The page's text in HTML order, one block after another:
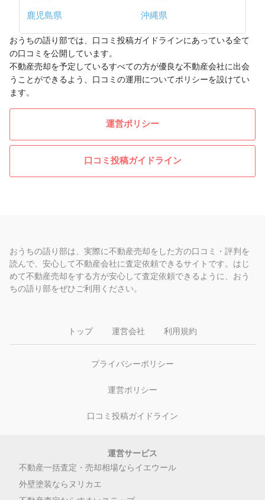
鹿児島県
沖縄県
おうちの語り部では、口コミ投稿ガイドラインにあっている全て
の口コミを公開しています。
不動産売却を予定しているすべての方が優良な不動産会社に出会
うことができるよう、口コミの運用についてポリシーを設けてい
ます。
運営ポリシー
口コミ投稿ガイドライン
おうちの語り部は、実際に不動産売却をした方の口コミ・評判を
読んで、安心して不動産会社に査定依頼できるサイトです。はじ
めて不動産売却をする方が安心して査定依頼できるように、おう
ちの語り部をぜひご利用ください。
トップ 運営会社 利用規約
プライバシーポリシー
運営ポリシー
口コミ投稿ガイドライン
運営サービス
不動産一括査定・売却相場ならイエウール
外壁塗装ならヌリカエ